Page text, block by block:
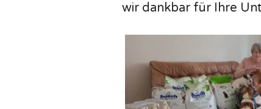
wir dankbar für Ihre